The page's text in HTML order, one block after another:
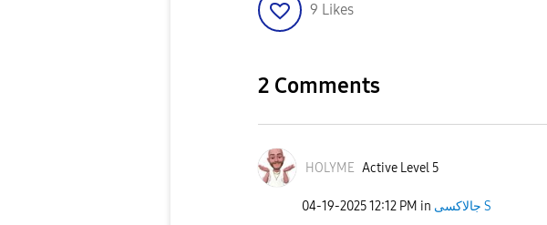
9 Likes
2 Comments
HOLYME Active Level 5
‎04-19-202512:12 PM in جالاكسى S